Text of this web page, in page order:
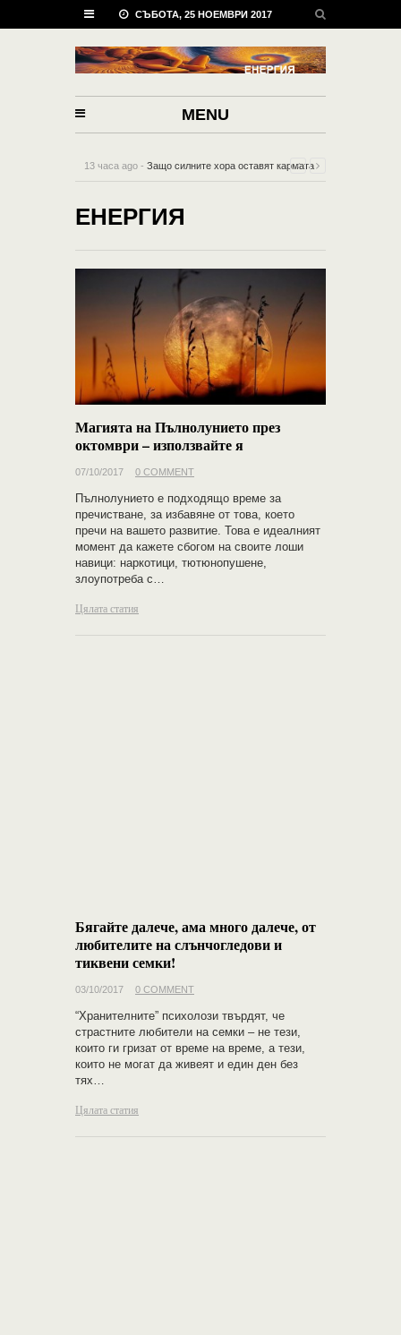
СЪБОТА, 25 НОЕМВРИ 2017
MENU
13 часа ago - Защо силните хора оставят кармата
ЕНЕРГИЯ
Магията на Пълнолунието през
октомври – използвайте я
07/10/2017 0 COMMENT
Пълнолунието е подходящо време за
пречистване, за избавяне от това, което
пречи на вашето развитие. Това е идеалният
момент да кажете сбогом на своите лоши
навици: наркотици, тютюнопушене,
злоупотреба с…
Цялата статия
Бягайте далече, ама много далече, от
любителите на слънчогледови и
тиквени семки!
03/10/2017 0 COMMENT
“Хранителните” психолози твърдят, че
страстните любители на семки – не тези,
които ги гризат от време на време, а тези,
които не могат да живеят и един ден без
тях…
Цялата статия